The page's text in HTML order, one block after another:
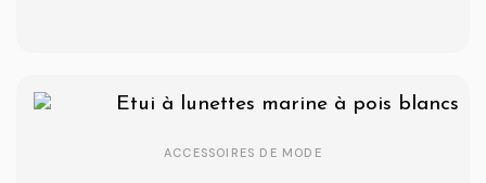
ACCESSOIRES DE MODE